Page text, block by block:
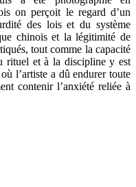
on perçoit le regard d’un
des lois et du système
chinois et la légitimité de
tout comme la capacité
rituel et à la discipline y est
l’artiste a dû endurer toute
contenir l’anxiété reliée à